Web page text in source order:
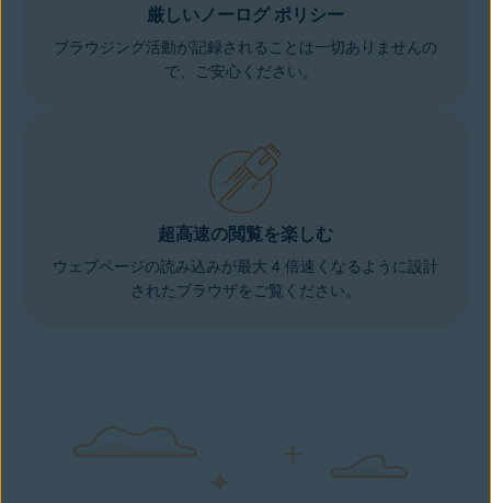
厳しいノーログ ポリシー
ブラウジング活動が記録されることは一切ありませんの
で、ご安心ください。
超高速の閲覧を楽しむ
ウェブページの読み込みが最大 4 倍速くなるように設計
されたブラウザをご覧ください。